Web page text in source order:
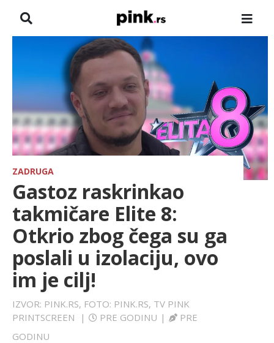
ZADRUGA
SHOWBIZ
HRONIKA
FARMERI
TV
SPORT
LIFESTYLE
EXTRA
ZADRUGA
Gastoz raskrinkao
takmičare Elite 8:
Otkrio zbog čega su ga
poslali u izolaciju, ovo
im je cilj!
IZVOR: PINK.RS, FOTO: PINK.RS, TV PINK
PRINTSCREEN
| PRE GODINU |
PRE
GODINU